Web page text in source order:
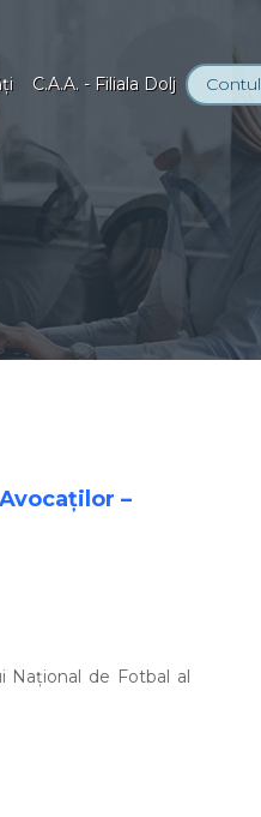
C.A.A. - Filiala Dolj Contul
–
Național de Fotbal al